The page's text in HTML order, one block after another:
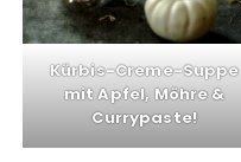
Kürbis-Creme-Suppe
mit Apfel, Möhre &
Currypaste!